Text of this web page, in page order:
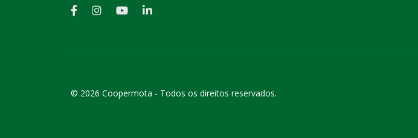
© 2026 Coopermota - Todos os direitos reservados.